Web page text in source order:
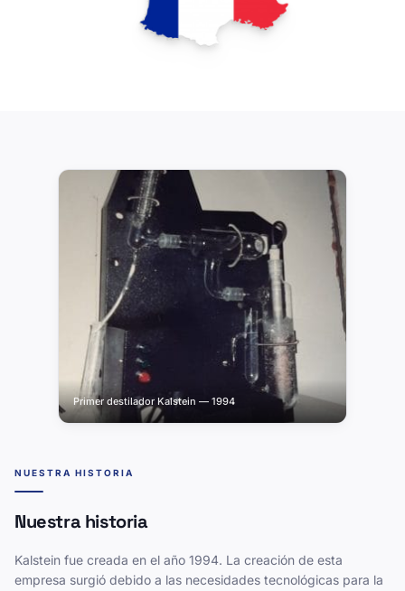
Primer destilador Kalstein — 1994
NUESTRA HISTORIA
Nuestra historia
Kalstein fue creada en el año 1994. La creación de esta
empresa surgió debido a las necesidades tecnológicas para la